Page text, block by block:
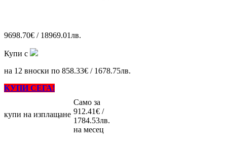
9698.70€ / 18969.01лв.
Купи с
на 12 вноски по 858.33€ / 1678.75лв.
КУПИ СЕГА!
купи на изплащане
Само за
912.41€ /
1784.53лв.
на месец